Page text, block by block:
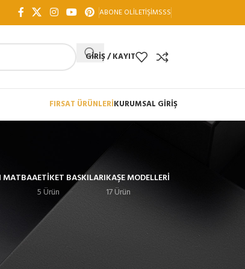
ABONE OLİLETIŞIMSSS
GIRIŞ / KAYIT
FIRSAT ÜRÜNLERİKURUMSAL GİRİŞ
MATBAAETIKET BASKILARI
5 Ürün
KAŞE MODELLERI
17 Ürün